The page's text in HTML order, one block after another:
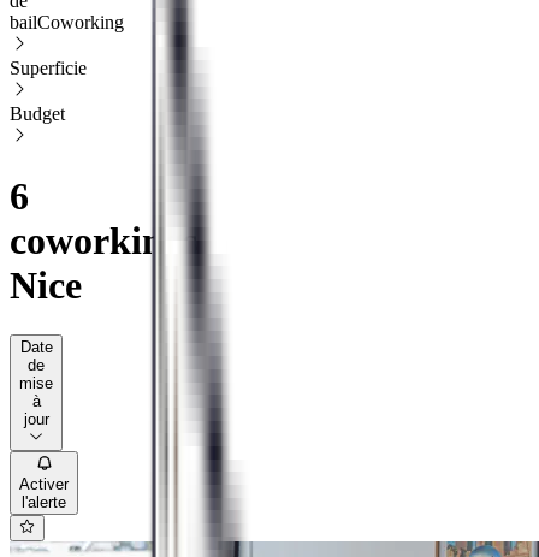
bailCoworking
Superficie
Budget
6
coworkings
Nice
Date
de
mise
à
jour
Activer
l'alerte